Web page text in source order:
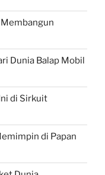
Dunia Balap Mobil
di Sirkuit
di Papan